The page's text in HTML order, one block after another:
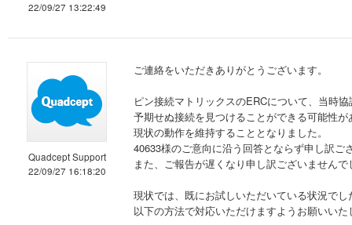
22/09/27 13:22:49
Quadcept Support
22/09/27 16:18:20
ご連絡をいただきありがとうございます。
ピン接続マトリックスのERCについて、当時
予期せぬ接続を見つけることができる可能性が
現状の動作を維持することとなりました。
40633様のご意向に沿う回答とならず申し訳ご
また、ご報告が遅くなり申し訳ございませんで
現状では、既にお試しいただいている状況で
以下の方法で対応いただけますようお願いいた